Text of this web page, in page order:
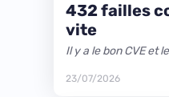
432 failles
vite
Il y a le bon CVE et
23/07/2026